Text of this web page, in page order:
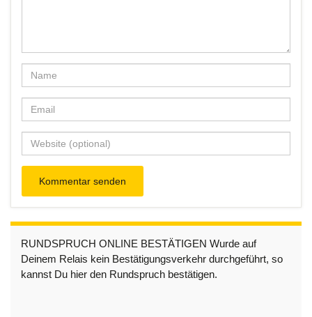
RUNDSPRUCH ONLINE BESTÄTIGEN Wurde auf
Deinem Relais kein Bestätigungsverkehr durchgeführt, so
kannst Du hier den Rundspruch bestätigen.